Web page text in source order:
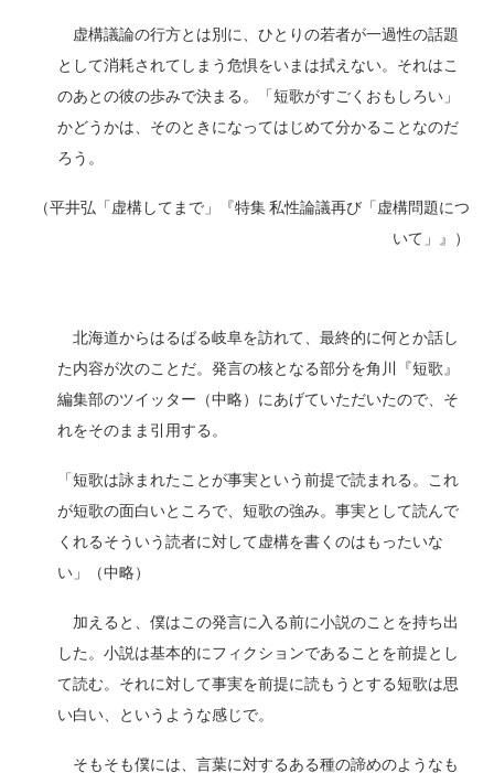
虚構議論の行方とは別に、ひとりの若者が一過性の話題
として消耗されてしまう危惧をいまは拭えない。それはこ
のあとの彼の歩みで決まる。「短歌がすごくおもしろい」
かどうかは、そのときになってはじめて分かることなのだ
ろう。
（平井弘「虚構してまで」『特集 私性論議再び「虚構問題につ
いて」』）
北海道からはるばる岐阜を訪れて、最終的に何とか話し
た内容が次のことだ。発言の核となる部分を角川『短歌』
編集部のツイッター（中略）にあげていただいたので、そ
れをそのまま引用する。
「短歌は詠まれたことが事実という前提で読まれる。これ
が短歌の面白いところで、短歌の強み。事実として読んで
くれるそういう読者に対して虚構を書くのはもったいな
い」（中略）
加えると、僕はこの発言に入る前に小説のことを持ち出
した。小説は基本的にフィクションであることを前提とし
て読む。それに対して事実を前提に読もうとする短歌は思
い白い、というような感じで。
そもそも僕には、言葉に対するある種の諦めのようなも